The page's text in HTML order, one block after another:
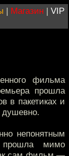
| Магазин | VIP
фильма
прошла
в пакетиках и
душевно.
непонятным
прошла мимо